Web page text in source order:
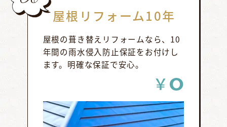
屋根リフォーム10年
屋根の葺き替えリフォームなら、10
年間の雨水侵入防止保証をお付けし
ます。明確な保証で安心。
￥0